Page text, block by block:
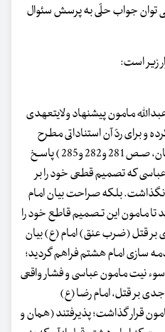
می توان جواب حلّی به پرسش سئوال
زیر است:
مامون پیشنهاد ولایت‏عهدی
و برای ردّ آن استناداتی مطرح
نمودند (ر.ک بـه: عوالم العلوم، همان، صـص281 و282 و285 ) پاسـخ
که تصمیم قطعی خود را بر
نگذاشت. بلکه صراحت بیان امام
) باعث شد تا مامون این تـصمیم قاطع خود را
قتل (ضرب عنق) امام (ع) بیان
سازی امام هشتم فراهم گردید؛
سوء نیت مامون عباسی و فشار واقعی
بر قتل، امام رضا (ع)
قرار گذاشت؛ پذیرفتند (همان و